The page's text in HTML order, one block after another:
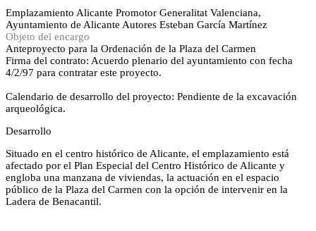
Emplazamiento Alicante Promotor Generalitat Valenciana,
Ayuntamiento de Alicante Autores Esteban García Martínez
Objeto del encargo
Anteproyecto para la Ordenación de la Plaza del Carmen
Firma del contrato: Acuerdo plenario del ayuntamiento con fecha
4/2/97 para contratar este proyecto.
Calendario de desarrollo del proyecto: Pendiente de la excavación
arqueológica.
Desarrollo
Situado en el centro histórico de Alicante, el emplazamiento está
afectado por el Plan Especial del Centro Histórico de Alicante y
engloba una manzana de viviendas, la actuación en el espacio
público de la Plaza del Carmen con la opción de intervenir en la
Ladera de Benacantil.